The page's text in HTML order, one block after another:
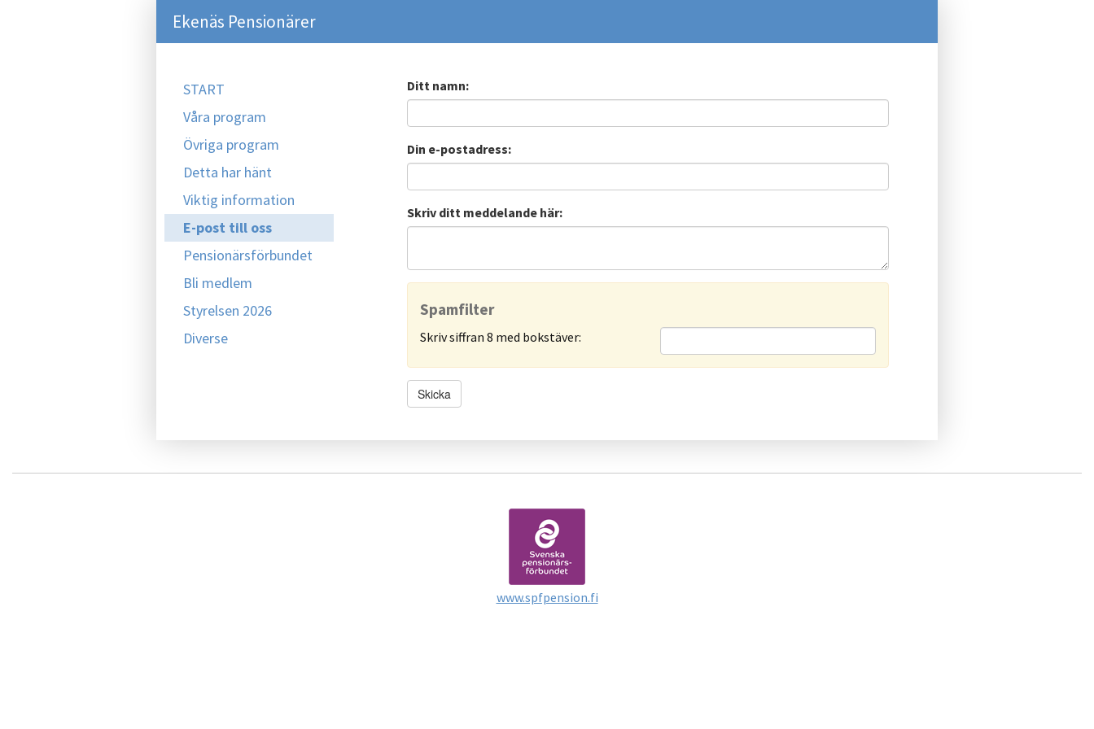
Ekenäs Pensionärer
START
Våra program
Övriga program
Detta har hänt
Viktig information
E-post till oss
Pensionärsförbundet
Bli medlem
Styrelsen 2026
Diverse
Ditt namn:
Din e-postadress:
Skriv ditt meddelande här:
Spamfilter
Skriv siffran 8 med bokstäver:
www.spfpension.fi